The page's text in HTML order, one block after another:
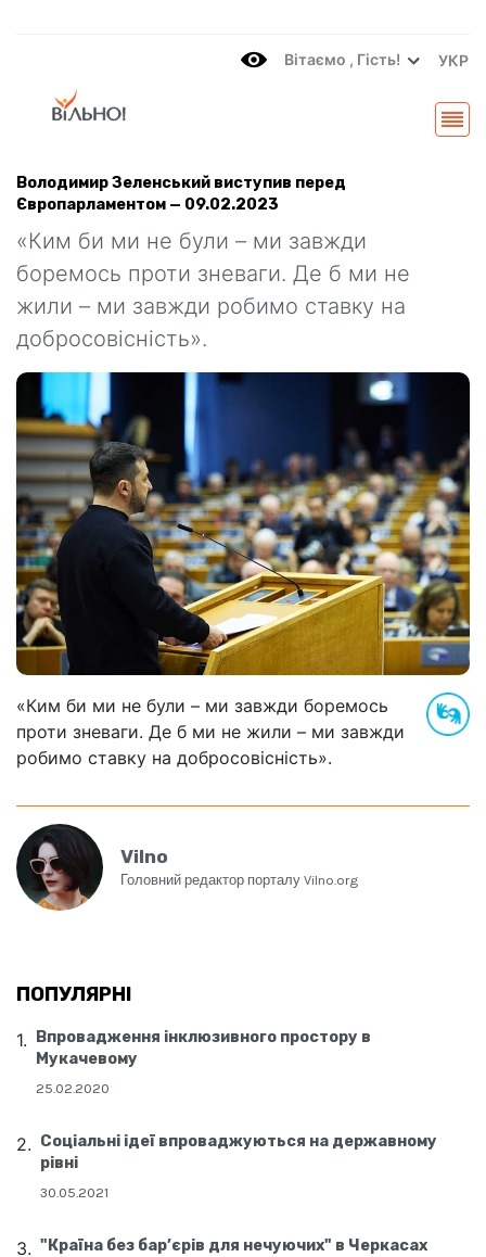
Вітаємo , Гість! УКР
Володимир Зеленський виступив перед
Європарламентом — 09.02.2023
«Ким би ми не були – ми завжди
боремось проти зневаги. Де б ми не
жили – ми завжди робимо ставку на
добросовісність».
«Ким би ми не були – ми завжди боремось
проти зневаги. Де б ми не жили – ми завжди
робимо ставку на добросовісність».
Vilno
Головний редактор порталу Vilno.org
ПОПУЛЯРНІ
Впровадження інклюзивного простору в
Мукачевому
25.02.2020
Соціальні ідеї впроваджуються на державному
рівні
30.05.2021
"Країна без бар’єрів для нечуючих" в Черкасах